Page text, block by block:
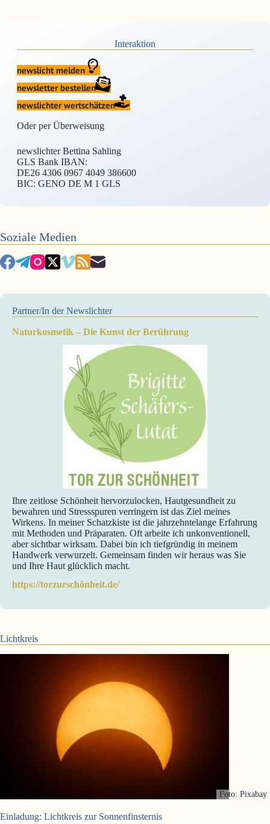
Interaktion
newslicht melden
newsletter bestellen
newslichter wertschätzen
Oder per Überweisung
newslichter Bettina Sahling
GLS Bank IBAN:
DE26 4306 0967 4049 386600
BIC: GENO DE M 1 GLS
Soziale Medien
Partner/In der Newslichter
Naturkosmetik – Die Kunst der Berührung
Ihre zeitlose Schönheit hervorzulocken, Hautgesundheit zu
bewahren und Stressspuren verringern ist das Ziel meines
Wirkens. In meiner Schatzkiste ist die jahrzehntelange Erfahrung
mit Methoden und Präparaten. Oft arbeite ich unkonventionell,
aber sichtbar wirksam. Dabei bin ich tiefgründig in meinem
Handwerk verwurzelt. Gemeinsam finden wir heraus was Sie
und Ihre Haut glücklich macht.
https://torzurschönheit.de/
Lichtkreis
Foto: Pixabay
Einladung: Lichtkreis zur Sonnenfinsternis